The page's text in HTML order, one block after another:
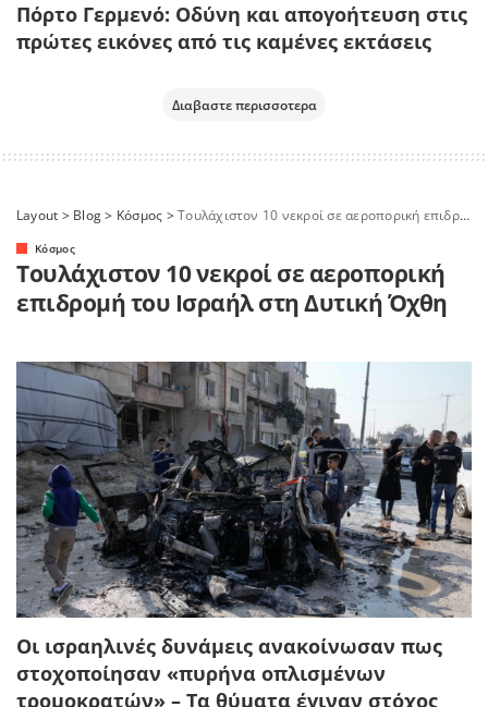
Πόρτο Γερμενό: Οδύνη και απογοήτευση στις
πρώτες εικόνες από τις καμένες εκτάσεις
Διαβαστε περισσοτερα
Layout > Blog> Κόσμος >Τουλάχιστον 10 νεκροί σε αεροπορική επιδρομή του Ισραήλ στη Δυτική Όχθη
Κόσμος
Τουλάχιστον 10 νεκροί σε αεροπορική
επιδρομή του Ισραήλ στη Δυτική Όχθη
Οι ισραηλινές δυνάμεις ανακοίνωσαν πως
στοχοποίησαν «πυρήνα οπλισμένων
τρομοκρατών» – Tα θύματα έγιναν στόχος